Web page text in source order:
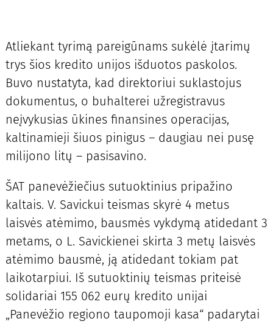
Atliekant tyrimą pareigūnams sukėlė įtarimų
trys šios kredito unijos išduotos paskolos.
Buvo nustatyta, kad direktoriui suklastojus
dokumentus, o buhalterei užregistravus
neįvykusias ūkines finansines operacijas,
kaltinamieji šiuos pinigus – daugiau nei pusę
milijono litų – pasisavino.
ŠAT panevėžiečius sutuoktinius pripažino
kaltais. V. Savickui teismas skyrė 4 metus
laisvės atėmimo, bausmės vykdymą atidedant 3
metams, o L. Savickienei skirta 3 metų laisvės
atėmimo bausmė, ją atidedant tokiam pat
laikotarpiui. Iš sutuoktinių teismas priteisė
solidariai 155 062 eurų kredito unijai
„Panevėžio regiono taupomoji kasa“ padarytai